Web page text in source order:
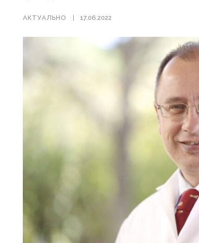
АКТУАЛЬНО 17.06.2022